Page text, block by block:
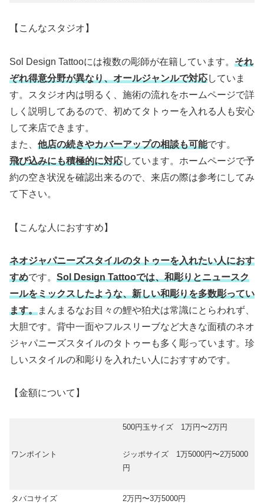
【こんなスタジオ】
Sol Design Tattooには複数の彫師が在籍しています。 それ
ぞれ得意分野が異なり、オールジャンルで対応していま
す。スタジオ内は明るく、施術の流れをホームページで詳
しく説明してあるので、初めてタトゥーを入れる人も安心
して来店できます。
また、 他店の続きやカバーアップの相談も可能です。
飛び込みにも積極的に対応しています。ホームページで予
約の空き状況を確認出来るので、来店の際は参考にしてみ
て下さい。
【こんな人におすすめ】
ネオジャパニーズスタイルのタトゥーを入れたい人におす
すめです。 Sol Design Tattooでは、和彫りとニュースク
ールをミックスしたような、新しい和彫りを多数彫ってい
ます。まんまるなお目々の鯉や狛犬は常識にとらわれず、
大胆です。背中一面やフルスリーブなど大きな面積のネオ
ジャパニーズスタイルのタトゥーも多く彫っています。珍
しいスタイルの和彫りを入れたい人におすすめです。
【金額について】
ワンポイント
500円玉サイズ 1万円〜2万円
ジッポサイズ 1万5000円〜2万5000
円
タバコサイズ
2万円〜3万5000円